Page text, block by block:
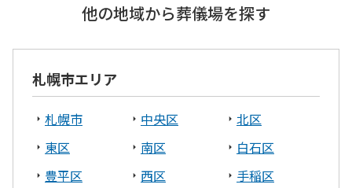
他の地域から葬儀場を探す
札幌市エリア
札幌市 中央区
北区
東区
南区
白石区
豊平区
西区
手稲区